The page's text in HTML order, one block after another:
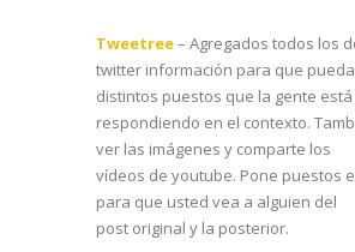
Tweetree– Agregados todos los
twitter información para que
distintos puestos que la gente está
respondiendo en el contexto.
ver las imágenes y comparte los
vídeos de youtube. Pone puestos
para que usted vea a alguien del
post original y la posterior.